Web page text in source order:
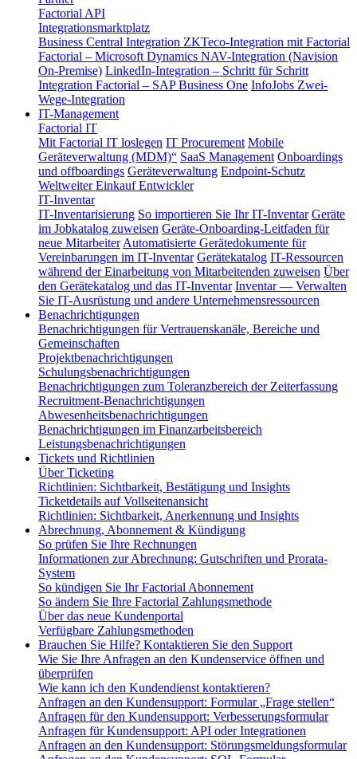
Factorial API
Integrationsmarktplatz
Business Central Integration ZKTeco-Integration mit Factorial
Factorial – Microsoft Dynamics NAV-Integration (Navision
On-Premise) LinkedIn-Integration – Schritt für Schritt
Integration Factorial – SAP Business One InfoJobs Zwei-
Wege-Integration
IT-Management
Factorial IT
Mit Factorial IT loslegen IT Procurement Mobile
Geräteverwaltung (MDM)“ SaaS Management Onboardings
und offboardings Geräteverwaltung Endpoint-Schutz
Weltweiter EinkaufEntwickler
IT-Inventar
IT-Inventarisierung So importieren Sie Ihr IT-Inventar Geräte
im Jobkatalog zuweisen Geräte-Onboarding-Leitfaden für
neue Mitarbeiter Automatisierte Gerätedokumente für
Vereinbarungen im IT-Inventar Gerätekatalog IT-Ressourcen
während der Einarbeitung von Mitarbeitenden zuweisen Über
den Gerätekatalog und das IT-Inventar Inventar — Verwalten
Sie IT-Ausrüstung und andere Unternehmensressourcen
Benachrichtigungen
Benachrichtigungen für Vertrauenskanäle, Bereiche und
Gemeinschaften
Projektbenachrichtigungen
Schulungsbenachrichtigungen
Benachrichtigungen zum Toleranzbereich der Zeiterfassung
Recruitment-Benachrichtigungen
Abwesenheitsbenachrichtigungen
Benachrichtigungen im Finanzarbeitsbereich
Leistungsbenachrichtigungen
Tickets und Richtlinien
Über Ticketing
Richtlinien: Sichtbarkeit, Bestätigung und Insights
Ticketdetails auf Vollseitenansicht
Richtlinien: Sichtbarkeit, Anerkennung und Insights
Abrechnung, Abonnement & Kündigung
So prüfen Sie Ihre Rechnungen
Informationen zur Abrechnung: Gutschriften und Prorata-
System
So kündigen Sie Ihr Factorial Abonnement
So ändern Sie Ihre Factorial Zahlungsmethode
Über das neue Kundenportal
Verfügbare Zahlungsmethoden
Brauchen Sie Hilfe? Kontaktieren Sie den Support
Wie Sie Ihre Anfragen an den Kundenservice öffnen und
überprüfen
Wie kann ich den Kundendienst kontaktieren?
Anfragen an den Kundensupport: Formular „Frage stellen“
Anfragen für den Kundensupport: Verbesserungsformular
Anfragen für Kundensupport: API oder Integrationen
Anfragen an den Kundensupport: Störungsmeldungsformular